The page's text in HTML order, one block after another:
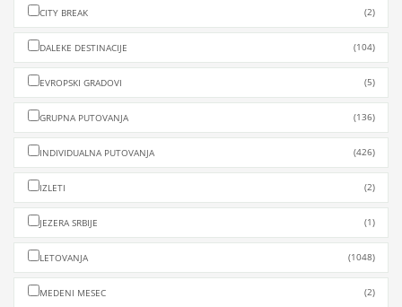
CITY BREAK (2)
DALEKE DESTINACIJE (104)
EVROPSKI GRADOVI (5)
GRUPNA PUTOVANJA (136)
INDIVIDUALNA PUTOVANJA (426)
IZLETI (2)
JEZERA SRBIJE (1)
LETOVANJA (1048)
MEDENI MESEC (2)